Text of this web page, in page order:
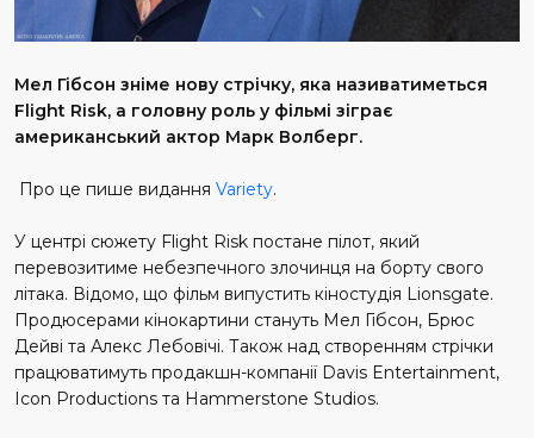
Мел Гібсон зніме нову стрічку, яка називатиметься
Flight Risk, а головну роль у фільмі зіграє
американський актор Марк Волберг.
Про це пише видання Variety.
У центрі сюжету Flight Risk постане пілот, який
перевозитиме небезпечного злочинця на борту свого
літака. Відомо, що фільм випустить кіностудія Lionsgate.
Продюсерами кінокартини стануть Мел Гібсон, Брюс
Дейві та Алекс Лебовічі. Також над створенням стрічки
працюватимуть продакшн-компанії Davis Entertainment,
Icon Productions та Hammerstone Studios.